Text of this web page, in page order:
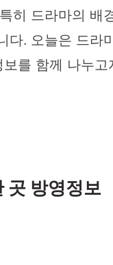
히 드라마의
. 오늘은 드라
를 함께 나누고
곳 방영정보